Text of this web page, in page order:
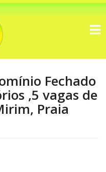
Fechado
,5 vagas de
Praia